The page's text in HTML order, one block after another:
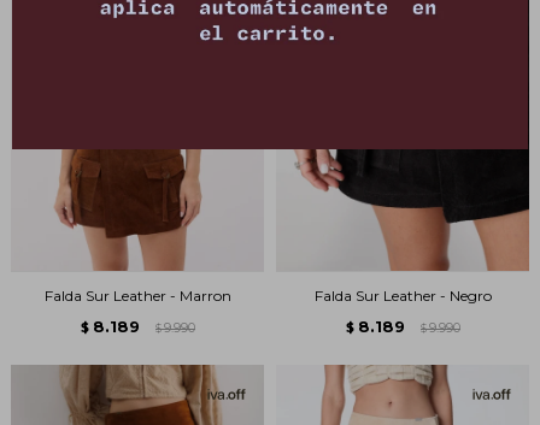
Falda Sur Leather - Marron
$ 8.189 $ 9.990
Falda Sur Leather - Negro
$ 8.189 $ 9.990